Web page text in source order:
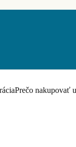
Prečo nakupovať